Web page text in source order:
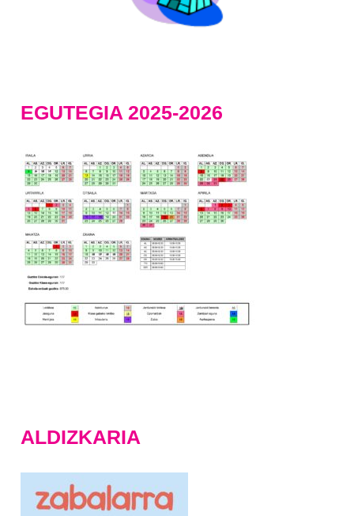
EGUTEGIA 2025-2026
ALDIZKARIA